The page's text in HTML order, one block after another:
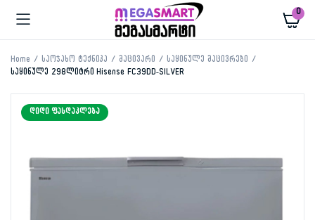
0
Home საოჯახო ტექნიკა მაცივარი
საყინულე მაცივრები
საყინულე 298ლიტრი Hisense FC39DD-SILVER
ᲓᲘᲓᲘ ᲤᲐᲡᲓᲐᲙᲚᲔᲑᲐ